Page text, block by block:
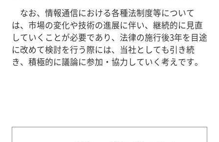
なお、情報通信における各種法制度等について
は、市場の変化や技術の進展に伴い、継続的に見直
していくことが必要であり、法律の施行後3年を目途
に改めて検討を行う際には、当社としても引き続
き、積極的に議論に参加・協力していく考えです。